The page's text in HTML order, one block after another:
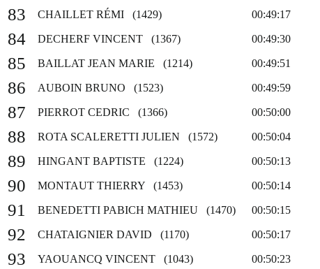
83 CHAILLET RÉMI (1429) 00:49:17
84 DECHERF VINCENT (1367) 00:49:30
85 BAILLAT JEAN MARIE (1214) 00:49:51
86 AUBOIN BRUNO (1523) 00:49:59
87 PIERROT CEDRIC (1366) 00:50:00
88 ROTA SCALERETTI JULIEN (1572) 00:50:04
89 HINGANT BAPTISTE (1224) 00:50:13
90 MONTAUT THIERRY (1453) 00:50:14
91 BENEDETTI PABICH MATHIEU (1470) 00:50:15
92 CHATAIGNIER DAVID (1170) 00:50:17
93 YAOUANCQ VINCENT (1043) 00:50:23